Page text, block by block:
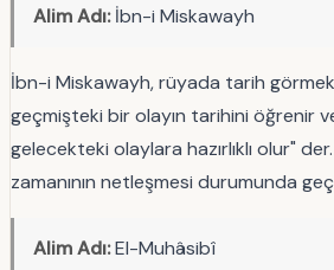
Alim Adı:İbn-i Miskawayh
İbn-i Miskawayh, rüyada tarih
geçmişteki bir olayın tarihini öğrenir
gelecekteki olaylara hazırlıklı olur"
zamanının netleşmesi durumunda
Alim Adı:El-Muhâsibî